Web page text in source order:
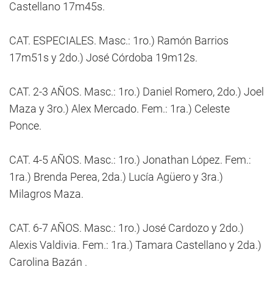
Castellano 17m45s.
CAT. ESPECIALES. Masc.: 1ro.) Ramón Barrios
17m51s y 2do.) José Córdoba 19m12s.
CAT. 2-3 AÑOS. Masc.: 1ro.) Daniel Romero, 2do.) Joel
Maza y 3ro.) Alex Mercado. Fem.: 1ra.) Celeste
Ponce.
CAT. 4-5 AÑOS. Masc.: 1ro.) Jonathan López. Fem.:
1ra.) Brenda Perea, 2da.) Lucía Agüero y 3ra.)
Milagros Maza.
CAT. 6-7 AÑOS. Masc.: 1ro.) José Cardozo y 2do.)
Alexis Valdivia. Fem.: 1ra.) Tamara Castellano y 2da.)
Carolina Bazán .